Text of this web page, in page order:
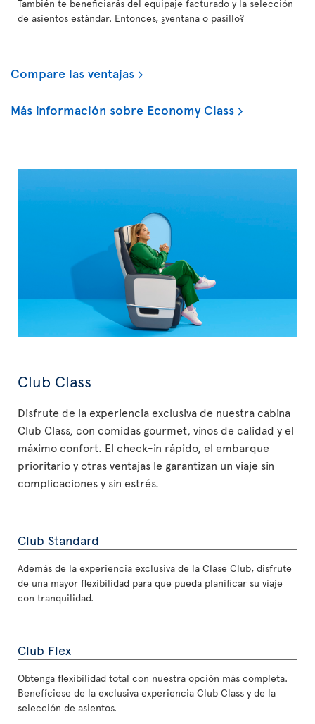
También te beneficiarás del equipaje facturado y la selección
de asientos estándar. Entonces, ¿ventana o pasillo?
Compare las ventajas
Más información sobre Economy Class
Club Class
Disfrute de la experiencia exclusiva de nuestra cabina
Club Class, con comidas gourmet, vinos de calidad y el
máximo confort. El check-in rápido, el embarque
prioritario y otras ventajas le garantizan un viaje sin
complicaciones y sin estrés.
Club Standard
Además de la experiencia exclusiva de la Clase Club, disfrute
de una mayor flexibilidad para que pueda planificar su viaje
con tranquilidad.
Club Flex
Obtenga flexibilidad total con nuestra opción más completa.
Benefíciese de la exclusiva experiencia Club Class y de la
selección de asientos.